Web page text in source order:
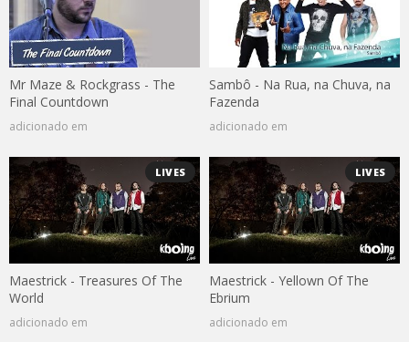
Mr Maze & Rockgrass - The
Final Countdown
adicionado em
Sambô - Na Rua, na Chuva, na
Fazenda
adicionado em
LIVES
Maestrick - Treasures Of The
World
adicionado em
LIVES
Maestrick - Yellown Of The
Ebrium
adicionado em